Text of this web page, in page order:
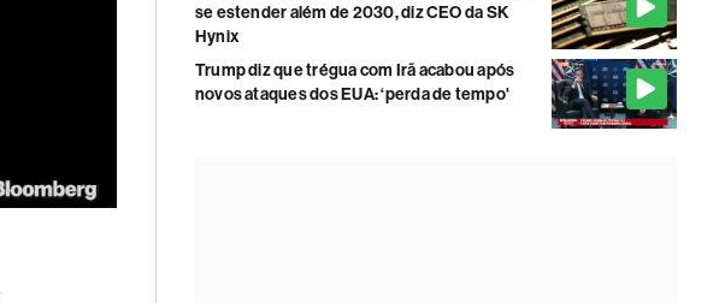
se estender além de 2030, diz CEO da SK
Hynix
Trump diz que trégua com Irã acabou após
novos ataques dos EUA: ‘perda de tempo'